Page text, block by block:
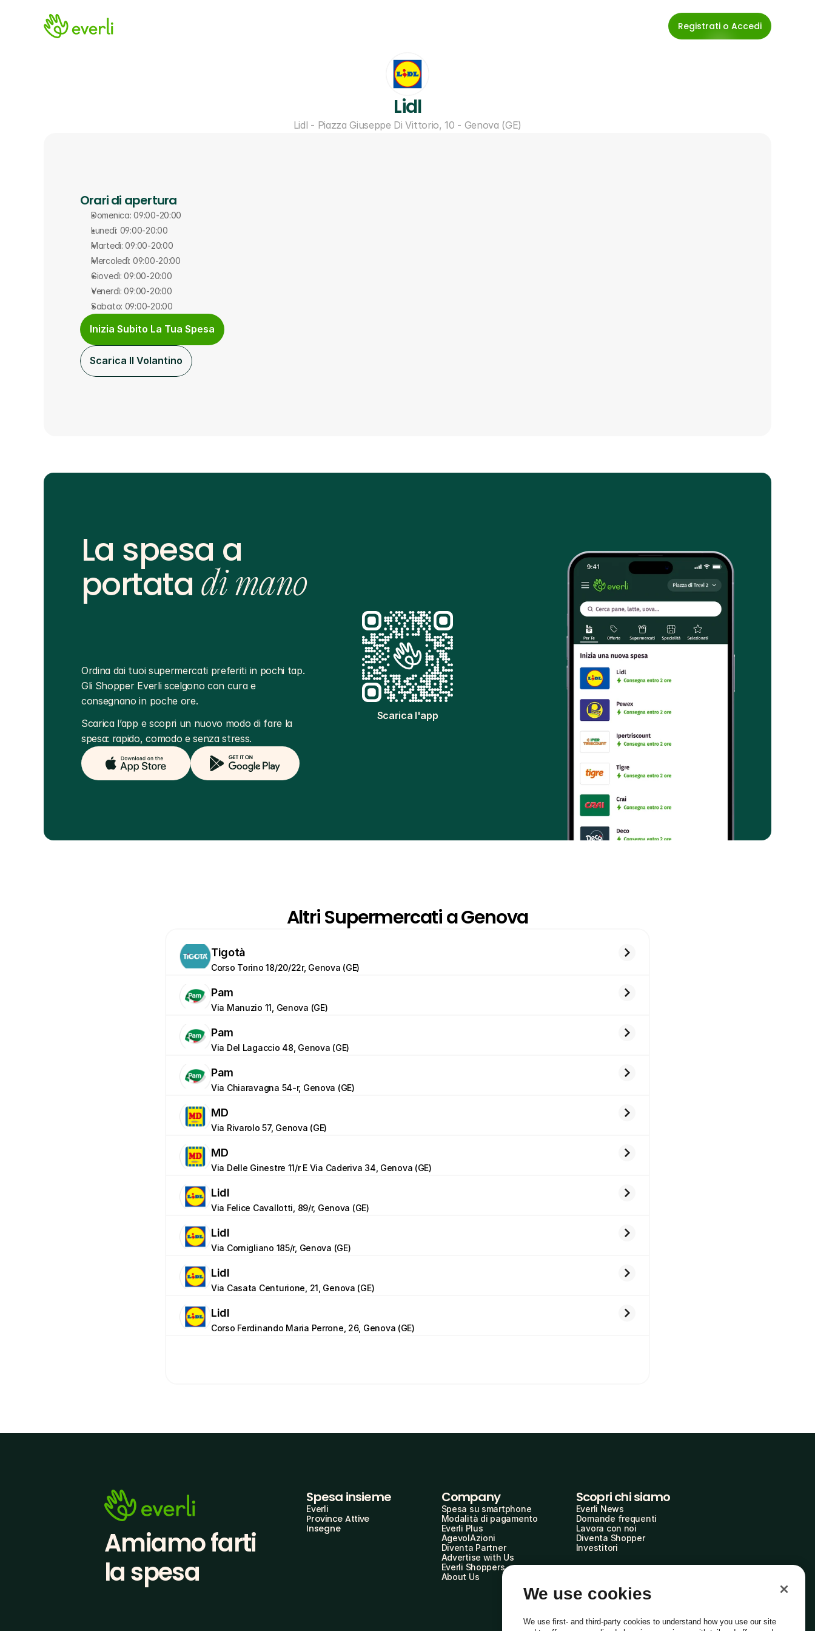
Registrati o Accedi
Lidl
Lidl - Piazza Giuseppe Di Vittorio, 10 - Genova (GE)
Orari di apertura
Domenica: 09:00-20:00
Lunedì: 09:00-20:00
Martedì: 09:00-20:00
Mercoledì: 09:00-20:00
Giovedì: 09:00-20:00
Venerdì: 09:00-20:00
Sabato: 09:00-20:00
Inizia Subito La Tua Spesa
Scarica Il Volantino
Scarica l'app
La spesa a
portata di mano
Ordina dai tuoi supermercati preferiti in pochi tap.
Gli Shopper Everli scelgono con cura e
consegnano in poche ore.
Scarica l’app e scopri un nuovo modo di fare la
spesa: rapido, comodo e senza stress.
Altri Supermercati a Genova
Tigotà
Corso Torino 18/20/22r, Genova (GE)
Pam
Via Manuzio 11, Genova (GE)
Pam
Via Del Lagaccio 48, Genova (GE)
Pam
Via Chiaravagna 54-r, Genova (GE)
MD
Via Rivarolo 57, Genova (GE)
MD
Via Delle Ginestre 11/r E Via Caderiva 34, Genova (GE)
Lidl
Via Felice Cavallotti, 89/r, Genova (GE)
Lidl
Via Cornigliano 185/r, Genova (GE)
Lidl
Via Casata Centurione, 21, Genova (GE)
Lidl
Corso Ferdinando Maria Perrone, 26, Genova (GE)
Amiamo farti
la spesa
Spesa insieme
Everli
Province Attive
Insegne
Company
Spesa su smartphone
Modalità di pagamento
Everli Plus
AgevolAzioni
Diventa Partner
Advertise with Us
Everli Shoppers
About Us
Scopri chi siamo
Everli News
Domande frequenti
Lavora con noi
Diventa Shopper
Investitori
We use cookies
We use first- and third-party cookies to understand how you use our site